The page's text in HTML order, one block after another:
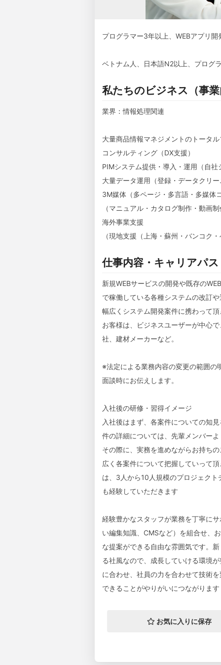
プログラマー3年以上、WEBアプリ開
ベトナム人、日本語N2以上、プログ
私たちのビジネス（事
業界：情報処理関連
大量商品情報マネジメントのトータ
コンサルティング（DX支援）
PIMシステム提供・導入・運用（自
大量データ運用（登録・データクリ
3M媒体（多ページ・多言語・多媒体
（マニュアル・カタログ制作・動画
海外事業支援
（現地支援（上海・蘇州・バンコク
仕事内容・キャリアパス
新規WEBサービスの開発や既存の
で稼働している各種システムの改訂
幅広くシステム開発案件に携わって
お客様は、ビジネスユーザーが中心
社、建材メーカーなど。
※法定による業務内容の変更の範囲の
面談時にお伝えします。
入社後の研修・習得イメージ
入社後はまず、各案件についての知
件の詳細については、先輩メンバー
その際に、実務を進めながらお持ち
広く各案件について把握していって
は、3人から10人規模のプロジェク
も経験していただきます
経験豊かなスタッフが業務を丁寧に
い編集知識、CMSなど）を組合せ、
な提案ができる自由な雰囲気です。
る社風なので、成長していける環境
に合わせ、社員の力を合わせて技術
できることがやりがいにつながります
お気に入りに保存